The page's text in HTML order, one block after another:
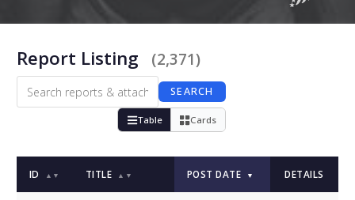
Report Listing (2,371)
SEARCH
Table Cards
ID ▲▼ TITLE ▲▼ POST DATE ▼ DETAILS